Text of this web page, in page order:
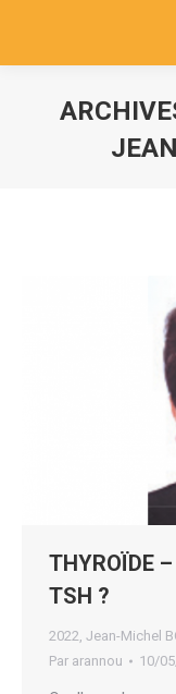
THYROÏDE
TSH ?
2022, Jean-Michel
Par arannou 10/